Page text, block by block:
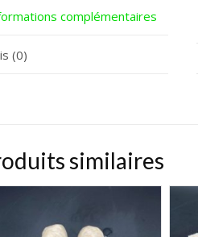
complémentaires
(0)
similaires